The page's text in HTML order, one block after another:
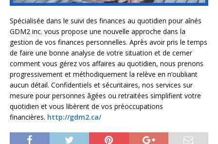
Spécialisée dans le suivi des finances au quotidien pour aînés
GDM2 inc. vous propose une nouvelle approche dans la
gestion de vos finances personnelles. Après avoir pris le temps
de faire une bonne analyse de votre situation et de cerner
comment vous gérez vos affaires au quotidien, nous prenons
progressivement et méthodiquement la relève en n’oubliant
aucun détail. Confidentiels et sécuritaires, nos services sur
mesure pour personnes âgées ou retraitées simplifient votre
quotidien et vous libèrent de vos préoccupations
financières. http://gdm2.ca/